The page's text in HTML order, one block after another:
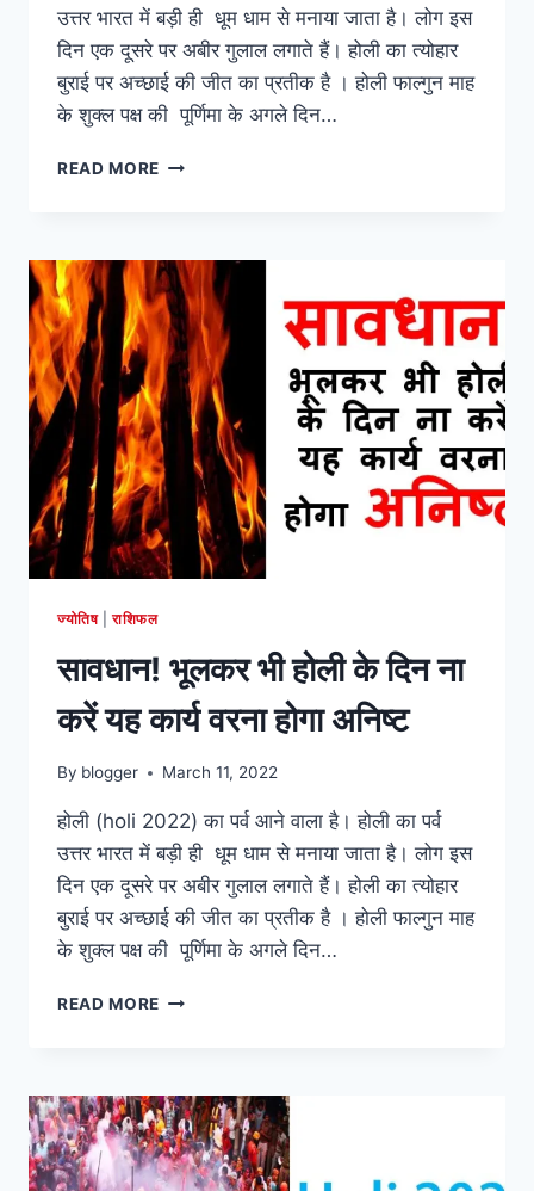
उत्तर भारत में बड़ी ही धूम धाम से मनाया जाता है। लोग इस
दिन एक दूसरे पर अबीर गुलाल लगाते हैं। होली का त्योहार
बुराई पर अच्छाई की जीत का प्रतीक है । होली फाल्गुन माह
के शुक्ल पक्ष की पूर्णिमा के अगले दिन…
READ MORE होली
न
हो
भंग!
बरतें
यह
सावधानी?
ज्योतिष|राशिफल
सावधान! भूलकर भी होली के दिन ना
करें यह कार्य वरना होगा अनिष्ट
By blogger March 11, 2022
होली (holi 2022) का पर्व आने वाला है। होली का पर्व
उत्तर भारत में बड़ी ही धूम धाम से मनाया जाता है। लोग इस
दिन एक दूसरे पर अबीर गुलाल लगाते हैं। होली का त्योहार
बुराई पर अच्छाई की जीत का प्रतीक है । होली फाल्गुन माह
के शुक्ल पक्ष की पूर्णिमा के अगले दिन…
READ MORE सावधान!
के
दिन
ना
करें